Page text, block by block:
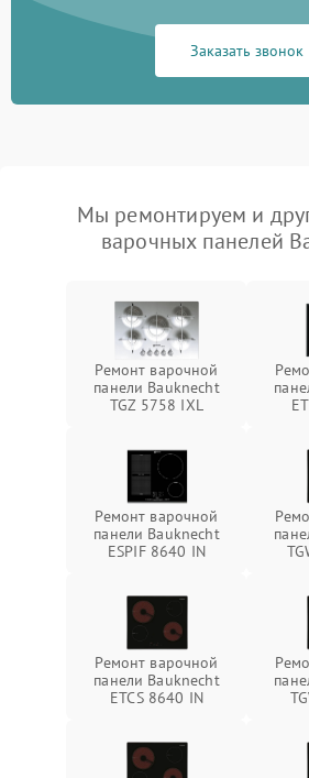
Заказать звонок
Мы ремонтируем и
варочных панелей
Ремонт варочной
панели Bauknecht
TGZ 5758 IXL
Ремонт варочной
панели Bauknecht
ESPIF 8640 IN
Ремонт варочной
панели Bauknecht
ETCS 8640 IN